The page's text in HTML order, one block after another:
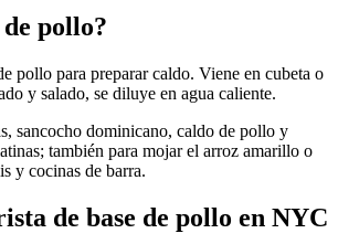
de pollo?
pollo para preparar caldo. Viene en cubeta o
y salado, se diluye en agua caliente.
sancocho dominicano, caldo de pollo y
también para mojar el arroz amarillo o
y cocinas de barra.
de base de pollo en NYC